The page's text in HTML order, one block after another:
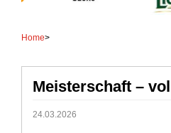
Home>
Meisterschaft –
24.03.2026